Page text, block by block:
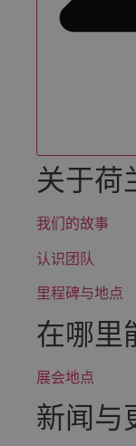
关于荷
我们的故事
认识团队
里程碑与地点
在哪里
展会地点
新闻与